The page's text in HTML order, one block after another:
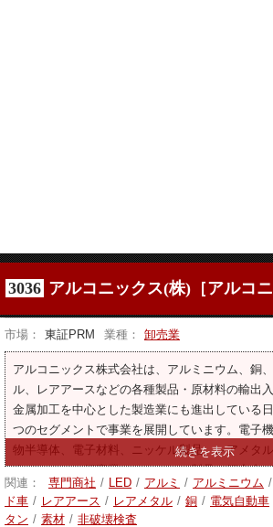
3036 アルコニックス(株)［アルコニ
市場： 東証PRM 業種： 卸売業
アルコニックス株式会社は、アルミニウム、銅
ル、レアアースなどの各種製品・原材料の輸出
金属加工を中心とした製造業にも進出している
つのセグメントで事業を展開しています。電子
物半導体、電子材料、ニッケル製品、レアメタ
す。アルミ・銅事業では、アルミ製品、銅合金
よび非鉄スクラップ、金属シリコン、亜鉛合金
す。機器・材料事業では、銅・ニッケルめっき
関連： 専門商社 / LED / アルミ / アルミニウム /
ド車 / レアアース / レアメタル / 銅 / 電気自動車
タン / 素材 / 非破壊検査